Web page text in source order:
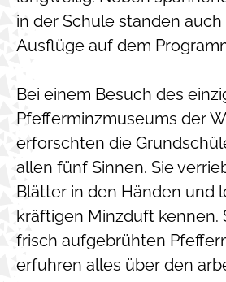
in der Schule standen
Ausflüge auf dem
Bei einem Besuch des
Pfefferminzmuseums der
erforschten die
allen fünf Sinnen. Sie
Blätter in den Händen und
kräftigen Minzduft kennen.
frisch aufgebrühten
erfuhren alles über den